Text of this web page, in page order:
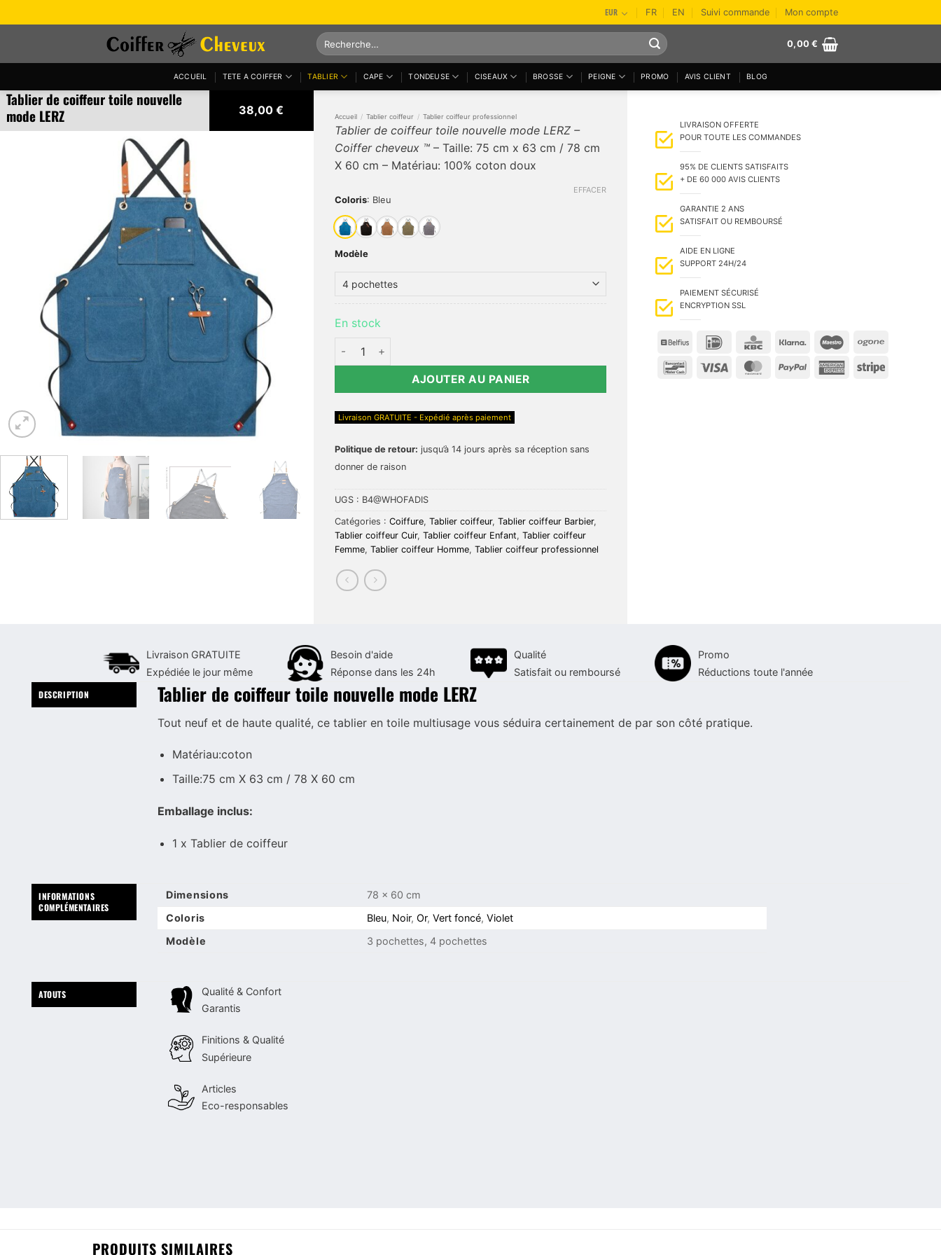
au
EUR FR EN Suivi commande Mon compte
Recherche
pour :
0,00€
ACCUEIL TETE A COIFFER TABLIER CAPE TONDEUSE CISEAUX BROSSE PEIGNE PROMO AVIS CLIENT BLOG
Tablier de coiffeur toile nouvelle
mode LERZ
38,00€ Accueil / Tablier coiffeur / Tablier coiffeur professionnel
Tablier de coiffeur toile nouvelle mode LERZ –
Coiffer cheveux ™ – Taille: 75 cm x 63 cm / 78 cm
X 60 cm – Matériau: 100% coton doux
Coloris: Bleu
Modèle
EFFACER
En stock
quantité de Tablier de coiffeur toile nouvelle mode LERZ
AJOUTER AU PANIER
Livraison GRATUITE - Expédié après paiement
Politique de retour: jusqu’à 14 jours après sa réception sans
donner de raison
UGS : B4@WHOFADIS
Catégories : Coiffure, Tablier coiffeur, Tablier coiffeur Barbier,
Tablier coiffeur Cuir, Tablier coiffeur Enfant, Tablier coiffeur
Femme, Tablier coiffeur Homme, Tablier coiffeur professionnel
LIVRAISON OFFERTE
POUR TOUTE LES COMMANDES
95% DE CLIENTS SATISFAITS
+ DE 60 000 AVIS CLIENTS
GARANTIE 2 ANS
SATISFAIT OU REMBOURSÉ
AIDE EN LIGNE
SUPPORT 24H/24
PAIEMENT SÉCURISÉ
ENCRYPTION SSL
Belfius IDeal KBC Klarna Maestro
Bancontact
Visa MasterCard
PayPal
AmericanStripe
Livraison GRATUITE
Expédiée le jour même
Besoin d'aide
Réponse dans les 24h
Qualité
Satisfait ou remboursé
Promo
Réductions toute l'année
DESCRIPTION
Tablier de coiffeur toile nouvelle mode LERZ
Tout neuf et de haute qualité, ce tablier en toile multiusage vous séduira certainement de par son côté pratique.
Matériau:coton
Taille:75 cm X 63 cm / 78 X 60 cm
Emballage inclus:
1 x Tablier de coiffeur
INFORMATIONS
COMPLÉMENTAIRES
Dimensions
78 × 60 cm
Coloris
Bleu, Noir,Or,Vert foncé,Violet
Modèle
3 pochettes, 4 pochettes
ATOUTS
Qualité & Confort
Garantis
Finitions & Qualité
Supérieure
Articles
Eco-responsables
PRODUITS SIMILAIRES